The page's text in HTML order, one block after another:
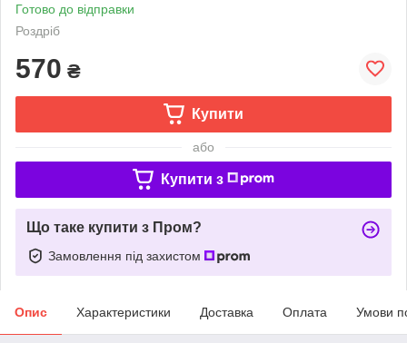
Готово до відправки
Роздріб
570 ₴
Купити
або
Купити з
Що таке купити з Пром?
Замовлення під захистом
Опис Характеристики Доставка Оплата Умови